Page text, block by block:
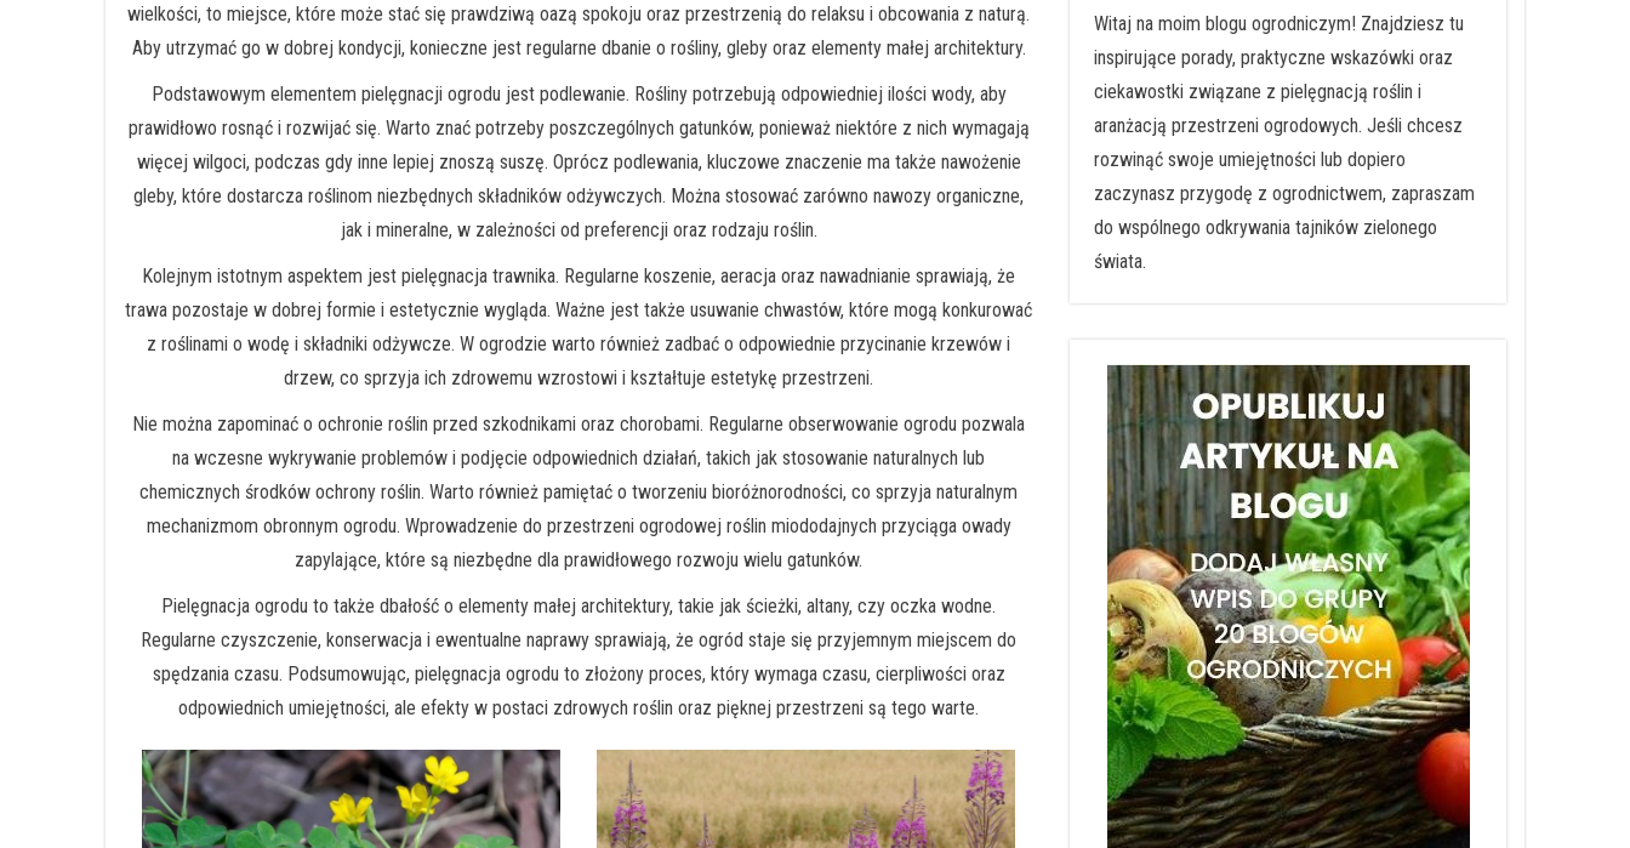
wielkości, to miejsce, które może stać się prawdziwą oazą spokoju oraz przestrzenią do relaksu i obcowania z naturą.
Aby utrzymać go w dobrej kondycji, konieczne jest regularne dbanie o rośliny, gleby oraz elementy małej architektury.
Podstawowym elementem pielęgnacji ogrodu jest podlewanie. Rośliny potrzebują odpowiedniej ilości wody, aby
prawidłowo rosnąć i rozwijać się. Warto znać potrzeby poszczególnych gatunków, ponieważ niektóre z nich wymagają
więcej wilgoci, podczas gdy inne lepiej znoszą suszę. Oprócz podlewania, kluczowe znaczenie ma także nawożenie
gleby, które dostarcza roślinom niezbędnych składników odżywczych. Można stosować zarówno nawozy organiczne,
jak i mineralne, w zależności od preferencji oraz rodzaju roślin.
Kolejnym istotnym aspektem jest pielęgnacja trawnika. Regularne koszenie, aeracja oraz nawadnianie sprawiają, że
trawa pozostaje w dobrej formie i estetycznie wygląda. Ważne jest także usuwanie chwastów, które mogą konkurować
z roślinami o wodę i składniki odżywcze. W ogrodzie warto również zadbać o odpowiednie przycinanie krzewów i
drzew, co sprzyja ich zdrowemu wzrostowi i kształtuje estetykę przestrzeni.
Nie można zapominać o ochronie roślin przed szkodnikami oraz chorobami. Regularne obserwowanie ogrodu pozwala
na wczesne wykrywanie problemów i podjęcie odpowiednich działań, takich jak stosowanie naturalnych lub
chemicznych środków ochrony roślin. Warto również pamiętać o tworzeniu bioróżnorodności, co sprzyja naturalnym
mechanizmom obronnym ogrodu. Wprowadzenie do przestrzeni ogrodowej roślin miododajnych przyciąga owady
zapylające, które są niezbędne dla prawidłowego rozwoju wielu gatunków.
Pielęgnacja ogrodu to także dbałość o elementy małej architektury, takie jak ścieżki, altany, czy oczka wodne.
Regularne czyszczenie, konserwacja i ewentualne naprawy sprawiają, że ogród staje się przyjemnym miejscem do
spędzania czasu. Podsumowując, pielęgnacja ogrodu to złożony proces, który wymaga czasu, cierpliwości oraz
odpowiednich umiejętności, ale efekty w postaci zdrowych roślin oraz pięknej przestrzeni są tego warte.
Witaj na moim blogu ogrodniczym! Znajdziesz tu
inspirujące porady, praktyczne wskazówki oraz
ciekawostki związane z pielęgnacją roślin i
aranżacją przestrzeni ogrodowych. Jeśli chcesz
rozwinąć swoje umiejętności lub dopiero
zaczynasz przygodę z ogrodnictwem, zapraszam
do wspólnego odkrywania tajników zielonego
świata.